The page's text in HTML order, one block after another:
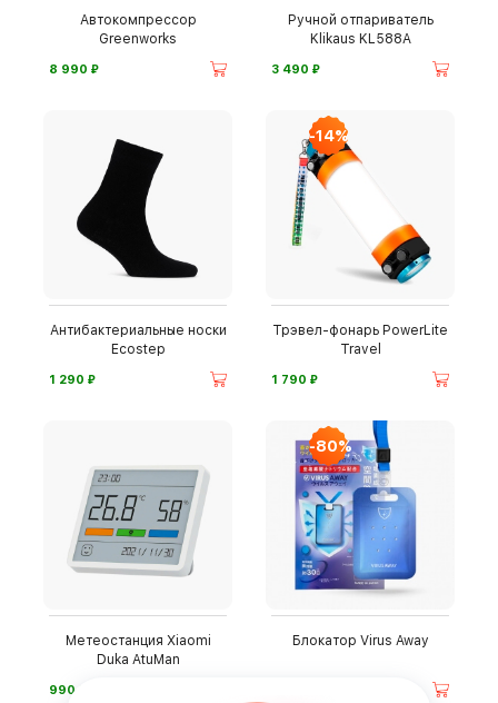
Автокомпрессор
Greenworks
8 990 ⃏
Ручной отпариватель
Klikaus KL588A
3 490 ⃏
Антибактериальные носки
Ecostep
1 290 ⃏
-14%
Трэвел-фонарь PowerLite
Travel
1 790 ⃏
Метеостанция Xiaomi
Duka AtuMan
990
-80%
Блокатор Virus Away